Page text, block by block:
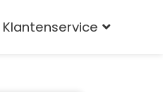
Klantenservice